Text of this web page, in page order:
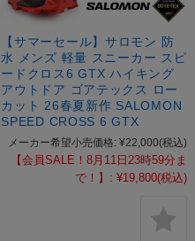
【サマーセール】サロモン 防
水 メンズ 軽量 スニーカー スピ
ードクロス6 GTX ハイキング
アウトドア ゴアテックス ロー
カット 26春夏新作 SALOMON
SPEED CROSS 6 GTX
メーカー希望小売価格: ¥22,000(税込)
【会員SALE！8月11日23時59分ま
で！】: ¥19,800(税込)